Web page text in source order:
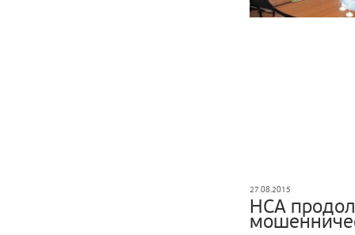
27.08.2015
НСА